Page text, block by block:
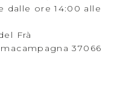
dalle ore 14:00 alle
Frà
37066